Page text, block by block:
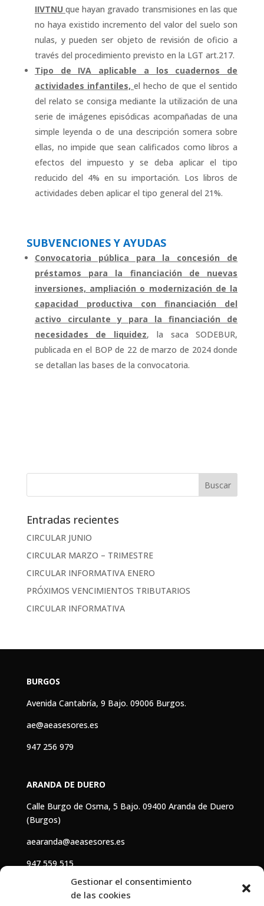
Gestionar el consentimiento
de las cookies
IIVTNU que hayan gravado transmisiones en las que
no haya existido incremento del valor del suelo son
nulas, y pueden ser objeto de revisión de oficio a
través del procedimiento previsto en la LGT art.217.
Tipo de IVA aplicable a los cuadernos de
actividades infantiles, el hecho de que el sentido
del relato se consiga mediante la utilización de una
serie de imágenes episódicas acompañadas de una
simple leyenda o de una descripción somera sobre
ellas, no impide que sean calificados como libros a
efectos del impuesto y se deba aplicar el tipo
reducido del 4% en su importación. Los libros de
actividades deben aplicar el tipo general del 21%.
SUBVENCIONES Y AYUDAS
Convocatoria pública para la concesión de
préstamos para la financiación de nuevas
inversiones, ampliación o modernización de la
capacidad productiva con financiación del
activo circulante y para la financiación de
necesidades de liquidez, la saca SODEBUR,
publicada en el BOP de 22 de marzo de 2024 donde
se detallan las bases de la convocatoria.
Entradas recientes
CIRCULAR JUNIO
CIRCULAR MARZO – TRIMESTRE
CIRCULAR INFORMATIVA ENERO
PRÓXIMOS VENCIMIENTOS TRIBUTARIOS
CIRCULAR INFORMATIVA
BURGOS
Avenida Cantabría, 9 Bajo. 09006 Burgos.
ae@aeasesores.es
947 256 979
ARANDA DE DUERO
Calle Burgo de Osma, 5 Bajo. 09400 Aranda de Duero
(Burgos)
aearanda@aeasesores.es
947 559 515